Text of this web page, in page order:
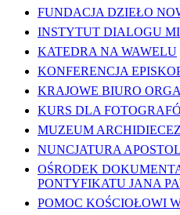
FUNDACJA DZIEŁO
INSTYTUT DIALOGU
KATEDRA NA WAWELU
KONFERENCJA
KRAJOWE BIURO
KURS DLA
MUZEUM
NUNCJATURA
OŚRODEK
PONTYFIKATU JANA
POMOC KOŚCIOŁOWI